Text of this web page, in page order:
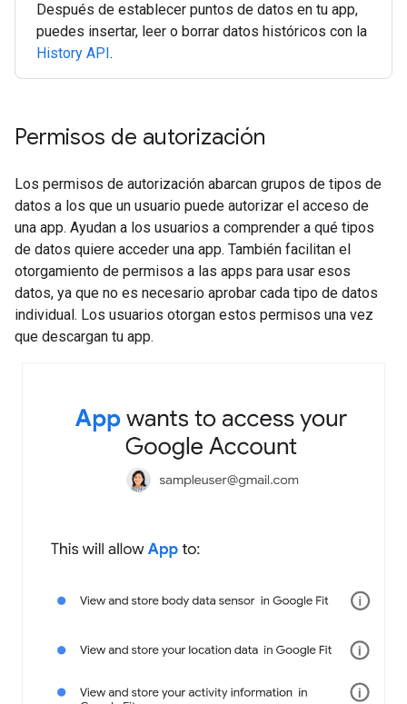
Después de establecer puntos de datos en tu app,
puedes insertar, leer o borrar datos históricos con la
History API.
Permisos de autorización
Los permisos de autorización abarcan grupos de tipos de
datos a los que un usuario puede autorizar el acceso de
una app. Ayudan a los usuarios a comprender a qué tipos
de datos quiere acceder una app. También facilitan el
otorgamiento de permisos a las apps para usar esos
datos, ya que no es necesario aprobar cada tipo de datos
individual. Los usuarios otorgan estos permisos una vez
que descargan tu app.